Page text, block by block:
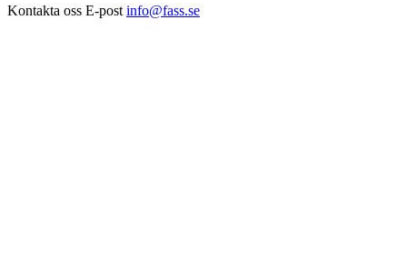
Kontakta oss E-post info@fass.se